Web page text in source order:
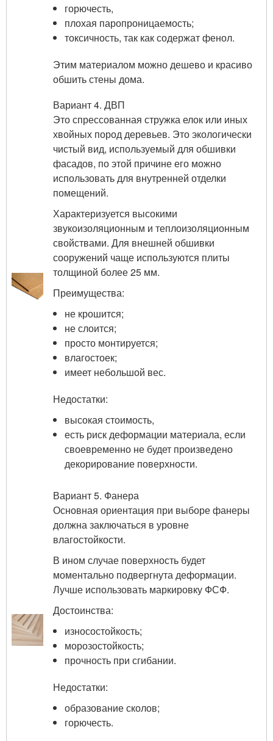
горючесть,
плохая паропроницаемость;
токсичность, так как содержат фенол.
Этим материалом можно дешево и красиво
обшить стены дома.
Вариант 4. ДВП
Это спрессованная стружка елок или иных
хвойных пород деревьев. Это экологически
чистый вид, используемый для обшивки
фасадов, по этой причине его можно
использовать для внутренней отделки
помещений.
Характеризуется высокими
звукоизоляционным и теплоизоляционным
свойствами. Для внешней обшивки
сооружений чаще используются плиты
толщиной более 25 мм.
Преимущества:
не крошится;
не слоится;
просто монтируется;
влагостоек;
имеет небольшой вес.
Недостатки:
высокая стоимость,
есть риск деформации материала, если
своевременно не будет произведено
декорирование поверхности.
Вариант 5. Фанера
Основная ориентация при выборе фанеры
должна заключаться в уровне
влагостойкости.
В ином случае поверхность будет
моментально подвергнута деформации.
Лучше использовать маркировку ФСФ.
Достоинства:
износостойкость;
морозостойкость;
прочность при сгибании.
Недостатки:
образование сколов;
горючесть.